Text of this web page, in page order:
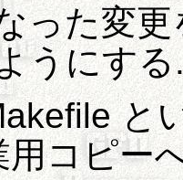
った変
うにする
と
用コピー